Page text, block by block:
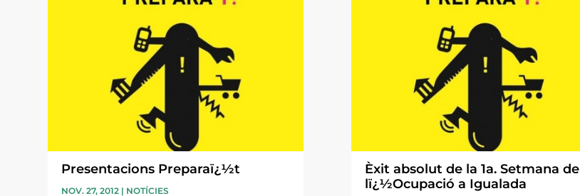
Presentacions Preparaï¿½t
NOV. 27, 2012 | NOTÍCIES
Èxit absolut de la 1a. Setmana de
lï¿½Ocupació a Igualada